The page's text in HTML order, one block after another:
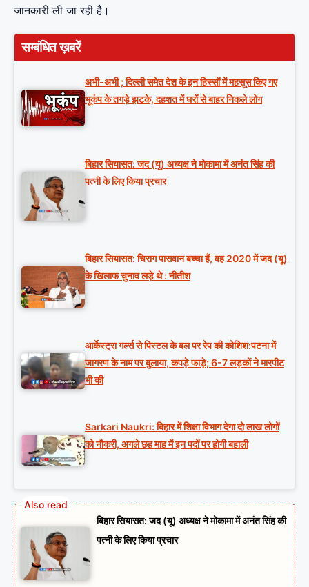
जानकारी ली जा रही है।
सम्बंधित ख़बरें
अभी-अभी ; दिल्ली समेत देश के इन हिस्सों में महसूस किए गए
भूकंप के तगड़े झटके, दहशत में घरों से बाहर निकले लोग
बिहार सियासत: जद (यू) अध्यक्ष ने मोकामा में अनंत सिंह की
पत्नी के लिए किया प्रचार
बिहार सियासत: चिराग पासवान बच्चा हैं, वह 2020 में जद (यू)
के खिलाफ चुनाव लड़े थे : नीतीश
आर्केस्ट्रा गर्ल्स से पिस्टल के बल पर रेप की कोशिश:पटना में
जागरण के नाम पर बुलाया, कपड़े फाड़े; 6-7 लड़कों ने मारपीट
भी की
Sarkari Naukri: बिहार में शिक्षा विभाग देगा दो लाख लोगों
को नौकरी, अगले छह माह में इन पदों पर होगी बहाली
बिहार सियासत: जद (यू) अध्यक्ष ने मोकामा में अनंत सिंह की
पत्नी के लिए किया प्रचार